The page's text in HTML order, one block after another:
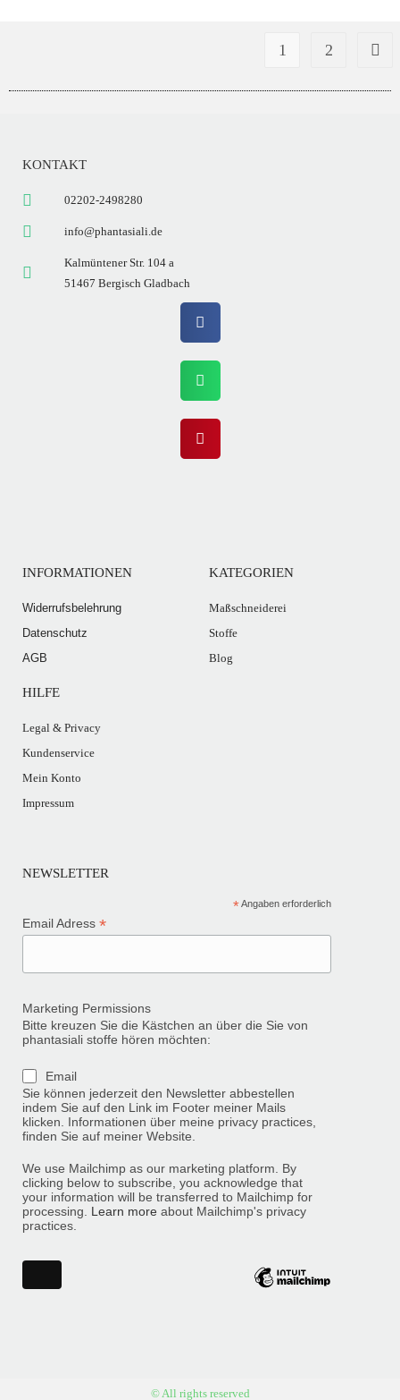
1 2
KONTAKT
02202-2498280
info@phantasiali.de
Kalmüntener Str. 104 a
51467 Bergisch Gladbach
INFORMATIONEN
Widerrufsbelehrung
Datenschutz
AGB
KATEGORIEN
Maßschneiderei
Stoffe
Blog
HILFE
Legal & Privacy
Kundenservice
Mein Konto
Impressum
NEWSLETTER
*Angaben erforderlich
Email Adress *
Marketing Permissions
Bitte kreuzen Sie die Kästchen an über die Sie von
phantasiali stoffe hören möchten:
Email
Sie können jederzeit den Newsletter abbestellen
indem Sie auf den Link im Footer meiner Mails
klicken. Informationen über meine privacy practices,
finden Sie auf meiner Website.
We use Mailchimp as our marketing platform. By
clicking below to subscribe, you acknowledge that
your information will be transferred to Mailchimp for
processing. Learn more about Mailchimp's privacy
practices.
© All rights reserved